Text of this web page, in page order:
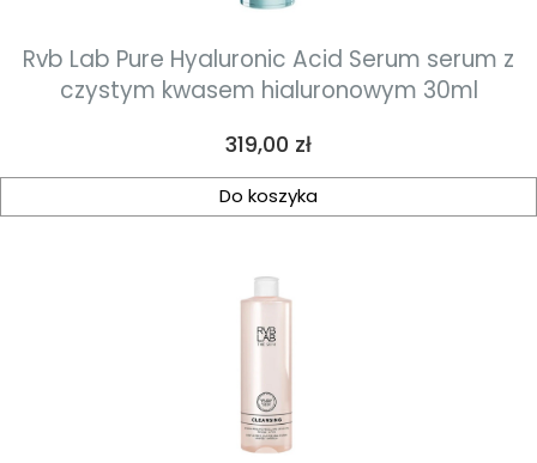
Rvb Lab Pure Hyaluronic Acid Serum serum z
czystym kwasem hialuronowym 30ml
Cena
319,00 zł
Do koszyka